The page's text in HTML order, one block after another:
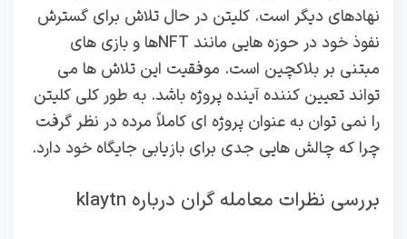
نهادهای دیگر است. کلیتن در حال تلاش برای گسترش
نفوذ خود در حوزه‌ هایی مانند NFTها و بازی‌ های
مبتنی بر بلاکچین است. موفقیت این تلاش‌ ها می‌
تواند تعیین‌ کننده آینده پروژه باشد. به طور کلی کلیتن
را نمی‌ توان به عنوان پروژه‌ ای کاملاً مرده در نظر گرفت
چرا که چالش‌ هایی جدی برای بازیابی جایگاه خود دارد.
بررسی نظرات معامله گران درباره klaytn